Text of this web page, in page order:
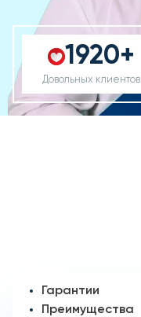
1920+
Довольных клиентов
Гарантии
Преимущества